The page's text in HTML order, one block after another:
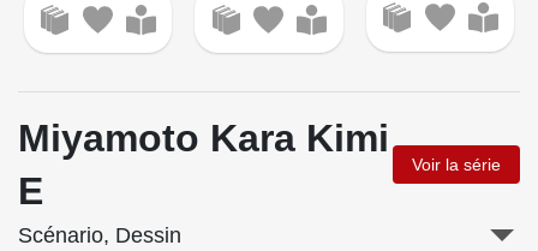
Miyamoto Kara Kimi
E
Voir la série
Scénario, Dessin